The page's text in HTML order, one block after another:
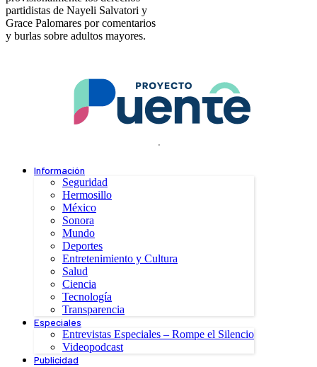
partidistas de Nayeli Salvatori y
Grace Palomares por comentarios
y burlas sobre adultos mayores.
.
Información
Seguridad
Hermosillo
México
Sonora
Mundo
Deportes
Entretenimiento y Cultura
Salud
Ciencia
Tecnología
Transparencia
Especiales
Entrevistas Especiales – Rompe el Silencio
Videopodcast
Publicidad